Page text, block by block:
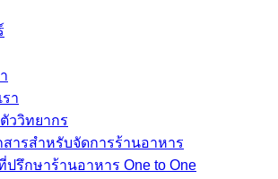
า
ววิทยากร
สารสำหรับจัดการร้านอาหาร
ปรึกษาร้านอาหาร One to One